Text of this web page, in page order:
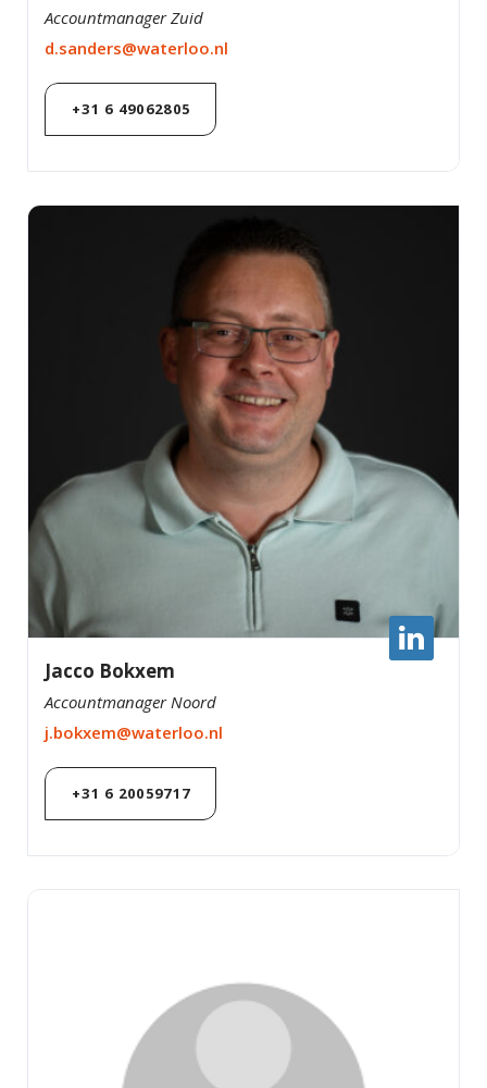
Accountmanager Zuid
d.sanders@waterloo.nl
+31 6 49062805
Jacco Bokxem
Accountmanager Noord
j.bokxem@waterloo.nl
+31 6 20059717